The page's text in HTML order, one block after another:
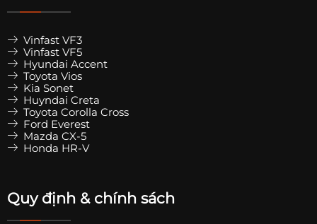
Vinfast VF3
Vinfast VF5
Hyundai Accent
Toyota Vios
Kia Sonet
Huyndai Creta
Toyota Corolla Cross
Ford Everest
Mazda CX-5
Honda HR-V
Quy định & chính sách